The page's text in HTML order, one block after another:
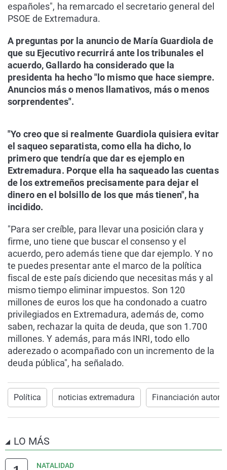
españoles", ha remarcado el secretario general del
PSOE de Extremadura.
A preguntas por la anuncio de María Guardiola de
que su Ejecutivo recurrirá ante los tribunales el
acuerdo, Gallardo ha considerado que la
presidenta ha hecho "lo mismo que hace siempre.
Anuncios más o menos llamativos, más o menos
sorprendentes".
"Yo creo que si realmente Guardiola quisiera evitar
el saqueo separatista, como ella ha dicho, lo
primero que tendría que dar es ejemplo en
Extremadura. Porque ella ha saqueado las cuentas
de los extremeños precisamente para dejar el
dinero en el bolsillo de los que más tienen", ha
incidido.
"Para ser creíble, para llevar una posición clara y
firme, uno tiene que buscar el consenso y el
acuerdo, pero además tiene que dar ejemplo. Y no
te puedes presentar ante el marco de la política
fiscal de este país diciendo que necesitas más y al
mismo tiempo eliminar impuestos. Son 120
millones de euros los que ha condonado a cuatro
privilegiados en Extremadura, además de, como
saben, rechazar la quita de deuda, que son 1.700
millones. Y además, para más INRI, todo ello
aderezado o acompañado con un incremento de la
deuda pública", ha señalado.
Política noticias extremadura Financiación
LO MÁS
NATALIDAD